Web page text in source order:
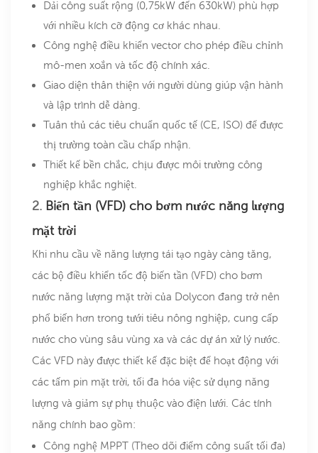
Dải công suất rộng (0,75kW đến 630kW) phù hợp
với nhiều kích cỡ động cơ khác nhau.
Công nghệ điều khiển vector cho phép điều chỉnh
mô-men xoắn và tốc độ chính xác.
Giao diện thân thiện với người dùng giúp vận hành
và lập trình dễ dàng.
Tuân thủ các tiêu chuẩn quốc tế (CE, ISO) để được
thị trường toàn cầu chấp nhận.
Thiết kế bền chắc, chịu được môi trường công
nghiệp khắc nghiệt.
2. Biến tần (VFD) cho bơm nước năng lượng
mặt trời
Khi nhu cầu về năng lượng tái tạo ngày càng tăng,
các bộ điều khiển tốc độ biến tần (VFD) cho bơm
nước năng lượng mặt trời của Dolycon đang trở nên
phổ biến hơn trong tưới tiêu nông nghiệp, cung cấp
nước cho vùng sâu vùng xa và các dự án xử lý nước.
Các VFD này được thiết kế đặc biệt để hoạt động với
các tấm pin mặt trời, tối đa hóa việc sử dụng năng
lượng và giảm sự phụ thuộc vào điện lưới. Các tính
năng chính bao gồm:
Công nghệ MPPT (Theo dõi điểm công suất tối đa)